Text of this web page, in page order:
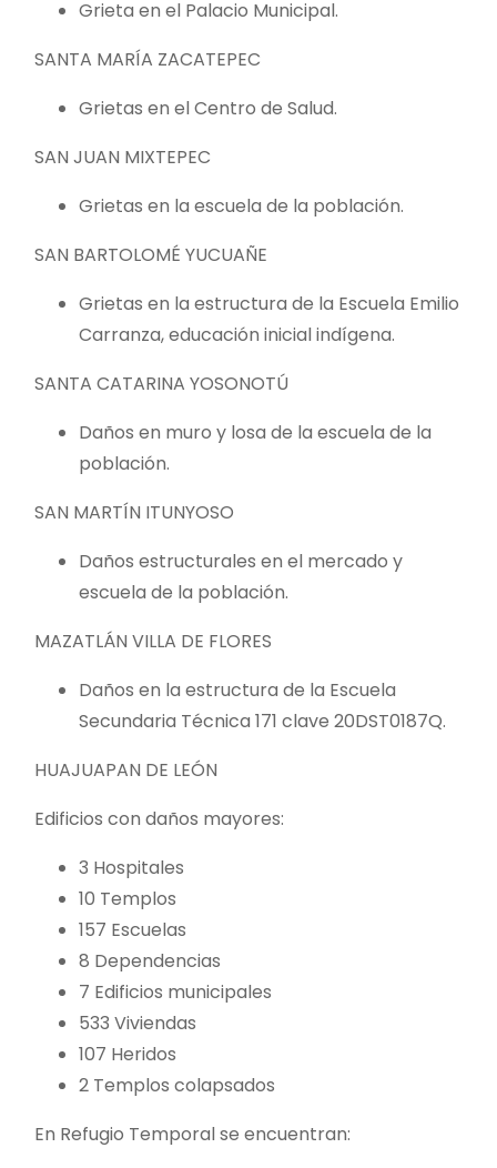
Grieta en el Palacio Municipal.
SANTA MARÍA ZACATEPEC
Grietas en el Centro de Salud.
SAN JUAN MIXTEPEC
Grietas en la escuela de la población.
SAN BARTOLOMÉ YUCUAÑE
Grietas en la estructura de la Escuela Emilio
Carranza, educación inicial indígena.
SANTA CATARINA YOSONOTÚ
Daños en muro y losa de la escuela de la
población.
SAN MARTÍN ITUNYOSO
Daños estructurales en el mercado y
escuela de la población.
MAZATLÁN VILLA DE FLORES
Daños en la estructura de la Escuela
Secundaria Técnica 171 clave 20DST0187Q.
HUAJUAPAN DE LEÓN
Edificios con daños mayores:
3 Hospitales
10 Templos
157 Escuelas
8 Dependencias
7 Edificios municipales
533 Viviendas
107 Heridos
2 Templos colapsados
En Refugio Temporal se encuentran: